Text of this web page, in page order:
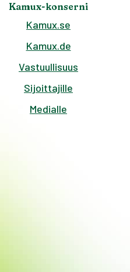
Kamux-konserni
Kamux.se
Kamux.de
Vastuullisuus
Sijoittajille
Medialle